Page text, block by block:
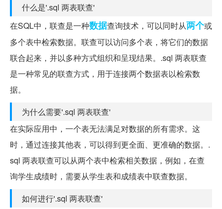
什么是'.sql 两表联查'
在SQL中，联查是一种数据查询技术，可以同时从两个或
多个表中检索数据。联查可以访问多个表，将它们的数据
联合起来，并以多种方式组织和呈现结果。.sql 两表联查
是一种常见的联查方式，用于连接两个数据表以检索数
据。
为什么需要'.sql 两表联查'
在实际应用中，一个表无法满足对数据的所有需求。这
时，通过连接其他表，可以得到更全面、更准确的数据。.
sql 两表联查可以从两个表中检索相关数据，例如，在查
询学生成绩时，需要从学生表和成绩表中联查数据。
如何进行'.sql 两表联查'